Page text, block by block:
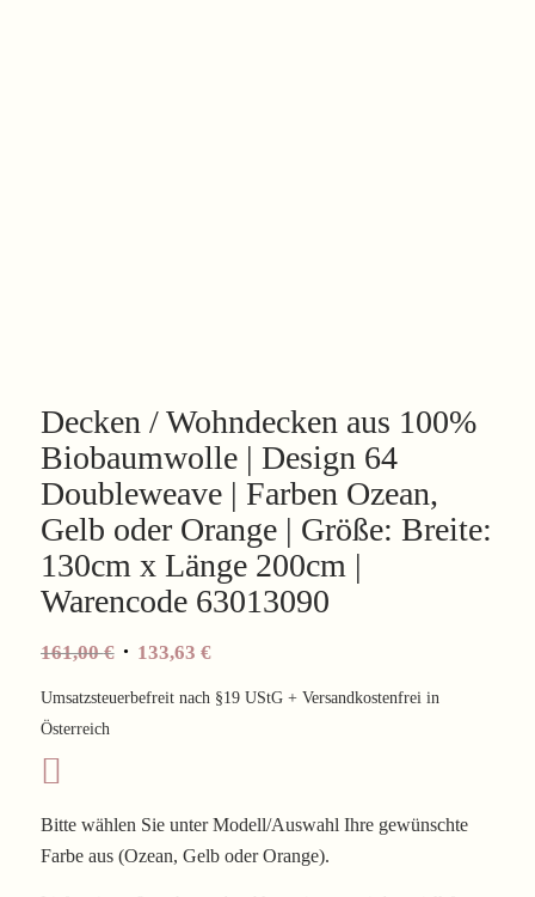
Decken / Wohndecken aus 100%
Biobaumwolle | Design 64
Doubleweave | Farben Ozean,
Gelb oder Orange | Größe: Breite:
130cm x Länge 200cm |
Warencode 63013090
161,00€ 133,63 €
Umsatzsteuerbefreit nach §19 UStG + Versandkostenfrei in
Österreich
Bitte wählen Sie unter Modell/Auswahl Ihre gewünschte
Farbe aus (Ozean, Gelb oder Orange).